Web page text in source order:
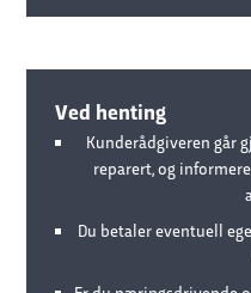
Ved henting
Kunderådgiveren går
reparert, og
Du betaler eventuell